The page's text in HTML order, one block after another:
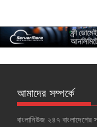
আমাদের সম্পর্কে
বাংলানিউজ ২৪৭ বাংলাদেশের